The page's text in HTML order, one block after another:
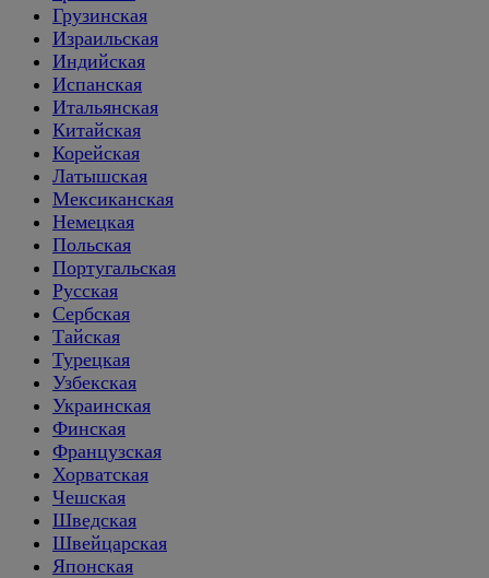
Грузинская
Израильская
Индийская
Испанская
Итальянская
Китайская
Корейская
Латышская
Мексиканская
Немецкая
Польская
Португальская
Русская
Сербская
Тайская
Турецкая
Узбекская
Украинская
Финская
Французская
Хорватская
Чешская
Шведская
Швейцарская
Японская